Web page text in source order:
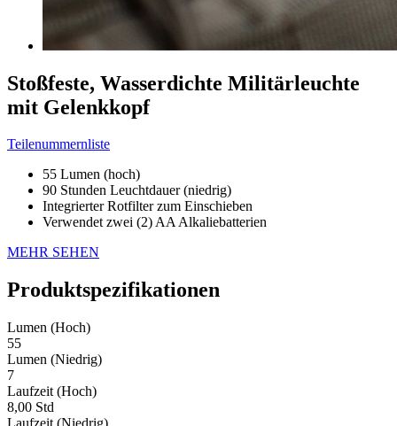
Stoßfeste, Wasserdichte Militärleuchte
mit Gelenkkopf
Teilenummernliste
55 Lumen (hoch)
90 Stunden Leuchtdauer (niedrig)
Integrierter Rotfilter zum Einschieben
Verwendet zwei (2) AA Alkaliebatterien
MEHR SEHEN
Produktspezifikationen
Lumen (Hoch)
55
Lumen (Niedrig)
7
Laufzeit (Hoch)
8,00 Std